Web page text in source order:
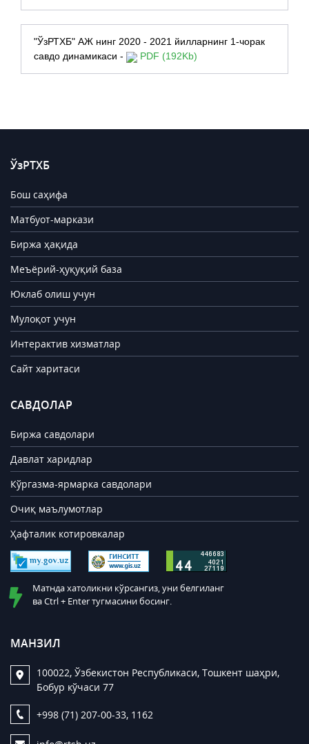
"ЎзРТХБ" АЖ нинг 2020 - 2021 йилларнинг 1-чорак
савдо динамикаси -
PDF (192Kb)
ЎзРТХБ
Бош саҳифа
Матбуот-маркази
Биржа ҳақида
Меъёрий-ҳуқуқий база
Юклаб олиш учун
Мулоқот учун
Интерактив хизматлар
Сайт харитаси
САВДОЛАР
Биржа савдолари
Давлат харидлар
Кўргазма-ярмарка савдолари
Очиқ маълумотлар
Ҳафталик котировкалар
Матнда хатоликни кўрсангиз, уни белгиланг
ва Ctrl + Enter тугмасини босинг.
МАНЗИЛ
100022, Ўзбекистон Республикаси, Тошкент шаҳри,
Бобур кўчаси 77
+998 (71) 207-00-33, 1162